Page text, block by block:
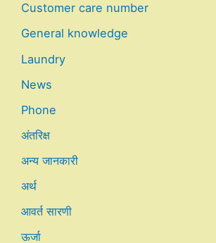
Customer care number
General knowledge
Laundry
News
Phone
अंतरिक्ष
अन्य जानकारी
अर्थ
आवर्त सारणी
ऊर्जा